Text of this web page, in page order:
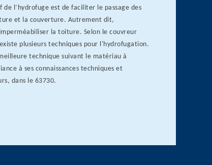
de l’hydrofuge est de faciliter le passage des
et la couverture. Autrement dit,
la toiture. Selon le couvreur
plusieurs techniques pour l'hydrofugation.
technique suivant le matériau à
à ses connaissances techniques et
dans le 63730.